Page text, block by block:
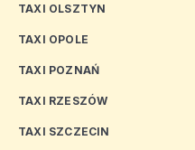
TAXI OLSZTYN
TAXI OPOLE
TAXI POZNAŃ
TAXI RZESZÓW
TAXI SZCZECIN